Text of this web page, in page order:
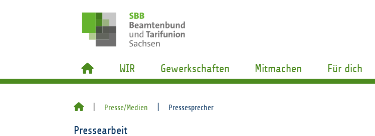
WIR Gewerkschaften Mitmachen Für dich
Presse/Medien Pressesprecher
Pressearbeit